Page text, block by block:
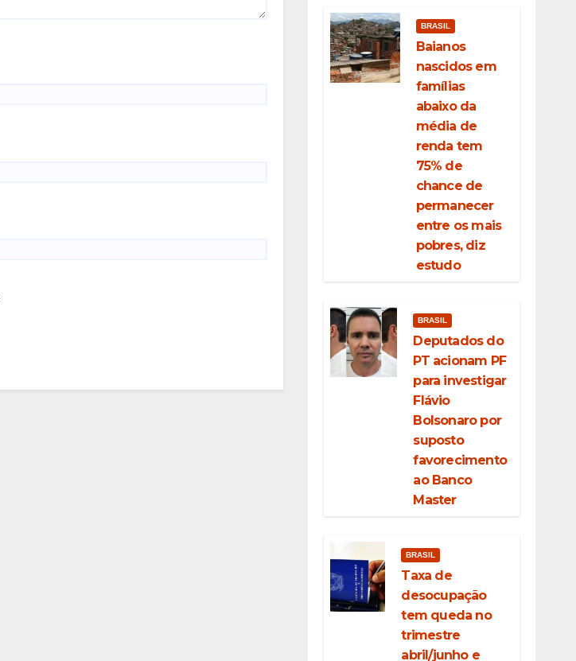
BRASIL
Baianos
nascidos em
famílias
abaixo da
média de
renda tem
75% de
chance de
permanecer
entre os mais
pobres, diz
estudo
BRASIL
Deputados do
PT acionam PF
para investigar
Flávio
Bolsonaro por
suposto
favorecimento
ao Banco
Master
BRASIL
Taxa de
desocupação
tem queda no
trimestre
abril/junho e